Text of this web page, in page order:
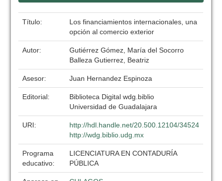
Título:
Los financiamientos internacionales, una
opción al comercio exterior
Autor:
Gutiérrez Gómez, María del Socorro
Balleza Gutierrez, Beatriz
Asesor: Juan Hernandez Espinoza
Editorial:
Biblioteca Digital wdg.biblio
Universidad de Guadalajara
URI:
http://hdl.handle.net/20.500.12104/34524
http://wdg.biblio.udg.mx
Programa
educativo:
LICENCIATURA EN CONTADURÍA
PÚBLICA